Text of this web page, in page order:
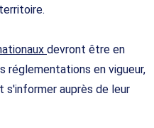
devront être en
en vigueur,
auprès de leur